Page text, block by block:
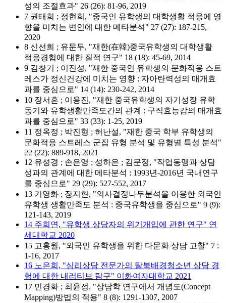
성의 조절효과" 26 (26): 81-96, 2019
7 권태희 ; 정현희, "중국인 유학생의 대학생활 적응에 영
향을 미치는 변인에 대한 메타분석" 27 (27): 187-215,
2020
8 신선희 ; 유문무, "재한(在韓)중국유학생의 대학생활
적응경험에 대한 질적 연구" 18 (18): 45-69, 2014
9 김창기 ; 이진성, "재한 중국인 유학생의 문화적응 스트
레스가 정신건강에 미치는 영향 : 자아탄력성의 매개효
과를 중심으로" 14 (14): 230-242, 2014
10 장서흔 ; 이용진, "재한 중국유학생의 자기성장 유학
동기와 유학생활만족도간의 관계 : 구직효능감의 매개효
과를 중심으로" 33 (33): 1-25, 2019
11 정옥정 ; 박진형 ; 허난설, "재한 중국 학부 유학생의
문화적응 스트레스 군집 유형 분석 및 유형별 특성 분석"
22 (22): 889-918, 2021
12 유성경 ; 손은영 ; 성하은 ; 김문정, "작업동맹과 상담
성과의 관계에 대한 메타분석 : 1993년-2016년 국내연구
를 중심으로" 29 (29): 527-552, 2017
13 기영화 ; 장지현, "의사결정나무분석을 이용한 외국인
유학생 생활만족도 분석 : 중국유학생을 중심으로" 9 (9):
121-143, 2019
14 주희연, "유학생 상담자의 위기개입에 관한 연구" 연
세대학교 2020
15 고홍월, "외국인 유학생을 위한 다문화 상담 고찰" 7 :
1-16, 2017
16 노은희, "심리상담 전문가의 탈북배경청소년 상담 경
험에 대한 내러티브 탐구" 이화여자대학교 2021
17 민경화 ; 최윤정, "상담학 연구에서 개념도(Concept
Mapping)방법의 적용" 8 (8): 1291-1307, 2007